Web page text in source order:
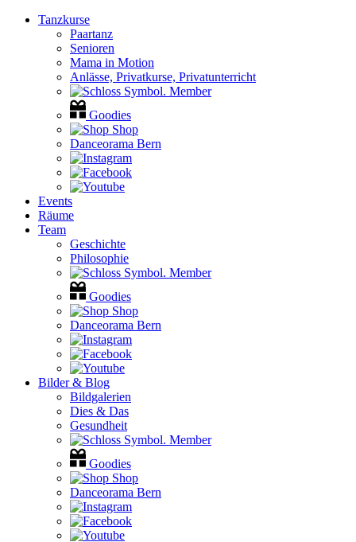
Tanzkurse
Paartanz
Senioren
Mama in Motion
Anlässe, Privatkurse, Privatunterricht
Member
Goodies
Shop
Danceorama Bern
Events
Räume
Team
Geschichte
Philosophie
Member
Goodies
Shop
Danceorama Bern
Bilder & Blog
Bildgalerien
Dies & Das
Gesundheit
Member
Goodies
Shop
Danceorama Bern